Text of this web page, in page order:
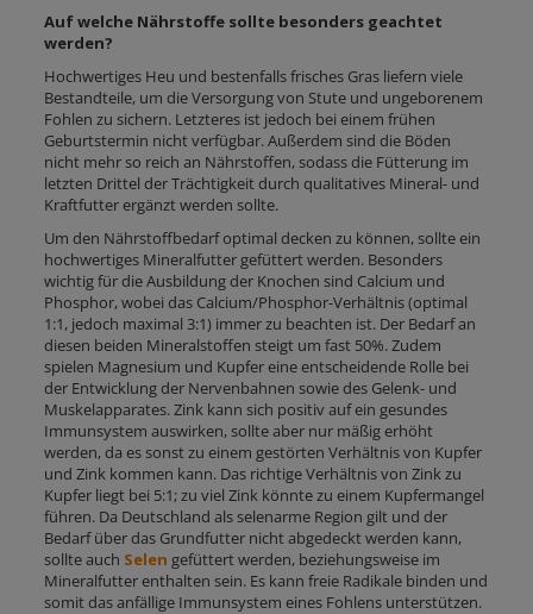
Auf welche Nährstoffe sollte besonders geachtet
werden?
Hochwertiges Heu und bestenfalls frisches Gras liefern viele
Bestandteile, um die Versorgung von Stute und ungeborenem
Fohlen zu sichern. Letzteres ist jedoch bei einem frühen
Geburtstermin nicht verfügbar. Außerdem sind die Böden
nicht mehr so reich an Nährstoffen, sodass die Fütterung im
letzten Drittel der Trächtigkeit durch qualitatives Mineral- und
Kraftfutter ergänzt werden sollte.
Um den Nährstoffbedarf optimal decken zu können, sollte ein
hochwertiges Mineralfutter gefüttert werden. Besonders
wichtig für die Ausbildung der Knochen sind Calcium und
Phosphor, wobei das Calcium/Phosphor-Verhältnis (optimal
1:1, jedoch maximal 3:1) immer zu beachten ist. Der Bedarf an
diesen beiden Mineralstoffen steigt um fast 50%. Zudem
spielen Magnesium und Kupfer eine entscheidende Rolle bei
der Entwicklung der Nervenbahnen sowie des Gelenk- und
Muskelapparates. Zink kann sich positiv auf ein gesundes
Immunsystem auswirken, sollte aber nur mäßig erhöht
werden, da es sonst zu einem gestörten Verhältnis von Kupfer
und Zink kommen kann. Das richtige Verhältnis von Zink zu
Kupfer liegt bei 5:1; zu viel Zink könnte zu einem Kupfermangel
führen. Da Deutschland als selenarme Region gilt und der
Bedarf über das Grundfutter nicht abgedeckt werden kann,
sollte auch Selen gefüttert werden, beziehungsweise im
Mineralfutter enthalten sein. Es kann freie Radikale binden und
somit das anfällige Immunsystem eines Fohlens unterstützen.